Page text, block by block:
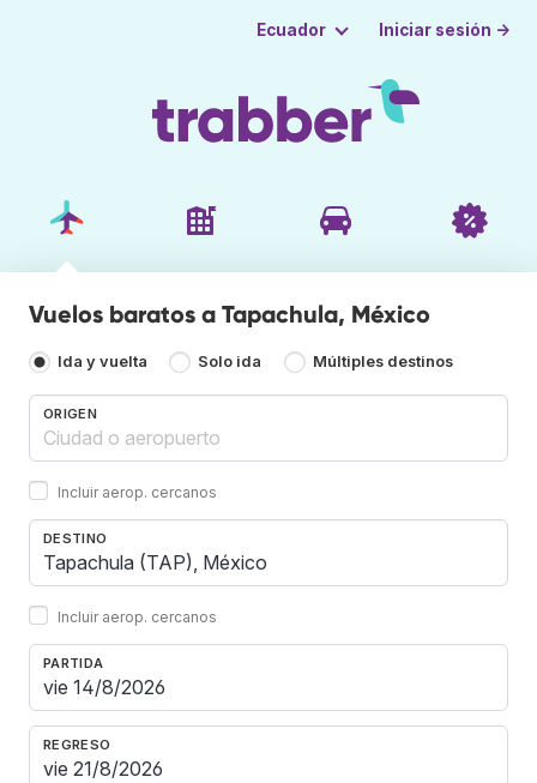
Ecuador Iniciar sesión →
Vuelos baratos a Tapachula, México
Ida y vuelta Solo ida Múltiples destinos
ORIGEN
Incluir aerop. cercanos
DESTINO
Incluir aerop. cercanos
PARTIDA
REGRESO